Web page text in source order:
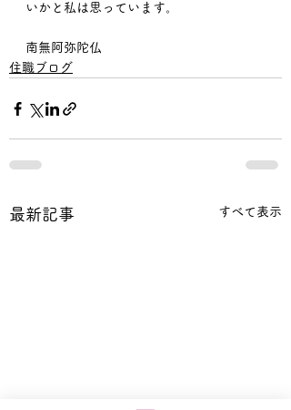
いかと私は思っています。
南無阿弥陀仏
住職ブログ
最新記事 すべて表示